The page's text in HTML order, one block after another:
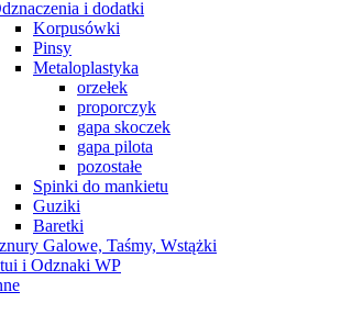
i dodatki
Korpusówki
Pinsy
Metaloplastyka
orzełek
proporczyk
gapa skoczek
gapa pilota
pozostałe
Spinki do mankietu
Guziki
Baretki
Galowe, Taśmy, Wstążki
i Odznaki WP